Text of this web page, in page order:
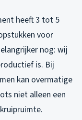
heeft 3 tot 5
voor
nog: wij
is. Bij
kan overmatige
niet alleen een